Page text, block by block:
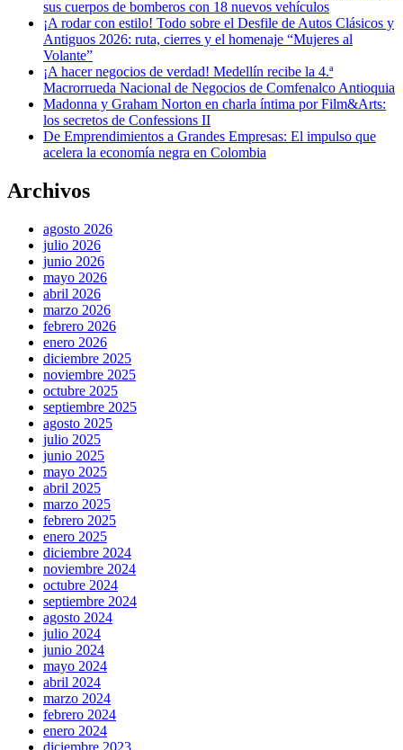
sus cuerpos de bomberos con 18 nuevos vehículos
¡A rodar con estilo! Todo sobre el Desfile de Autos Clásicos y
Antiguos 2026: ruta, cierres y el homenaje “Mujeres al
Volante”
¡A hacer negocios de verdad! Medellín recibe la 4.ª
Macrorrueda Nacional de Negocios de Comfenalco Antioquia
Madonna y Graham Norton en charla íntima por Film&Arts:
los secretos de Confessions II
De Emprendimientos a Grandes Empresas: El impulso que
acelera la economía negra en Colombia
Archivos
agosto 2026
julio 2026
junio 2026
mayo 2026
abril 2026
marzo 2026
febrero 2026
enero 2026
diciembre 2025
noviembre 2025
octubre 2025
septiembre 2025
agosto 2025
julio 2025
junio 2025
mayo 2025
abril 2025
marzo 2025
febrero 2025
enero 2025
diciembre 2024
noviembre 2024
octubre 2024
septiembre 2024
agosto 2024
julio 2024
junio 2024
mayo 2024
abril 2024
marzo 2024
febrero 2024
enero 2024